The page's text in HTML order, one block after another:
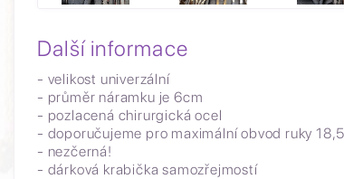
Další informace
- velikost univerzální
- průměr náramku je 6cm
- pozlacená chirurgická ocel
- doporučujeme pro maximální obvod ruky
- nezčerná!
- dárková krabička samozřejmostí